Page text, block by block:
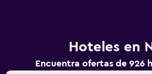
Hoteles en
Encuentra ofertas de 926